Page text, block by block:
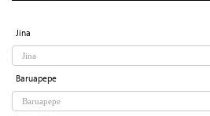
Jina
Baruapepe